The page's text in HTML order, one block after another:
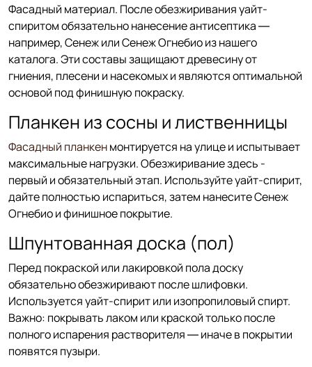
Фасадный материал. После обезжиривания уайт-
спиритом обязательно нанесение антисептика —
например, Сенеж или Сенеж Огнебио из нашего
каталога. Эти составы защищают древесину от
гниения, плесени и насекомых и являются оптимальной
основой под финишную покраску.
Планкен из сосны и лиственницы
Фасадный планкенмонтируется на улице и испытывает
максимальные нагрузки. Обезжиривание здесь -
первый и обязательный этап. Используйте уайт-спирит,
дайте полностью испариться, затем нанесите Сенеж
Огнебио и финишное покрытие.
Шпунтованная доска (пол)
Перед покраской или лакировкой пола доску
обязательно обезжиривают после шлифовки.
Используется уайт-спирит или изопропиловый спирт.
Важно: покрывать лаком или краской только после
полного испарения растворителя — иначе в покрытии
появятся пузыри.